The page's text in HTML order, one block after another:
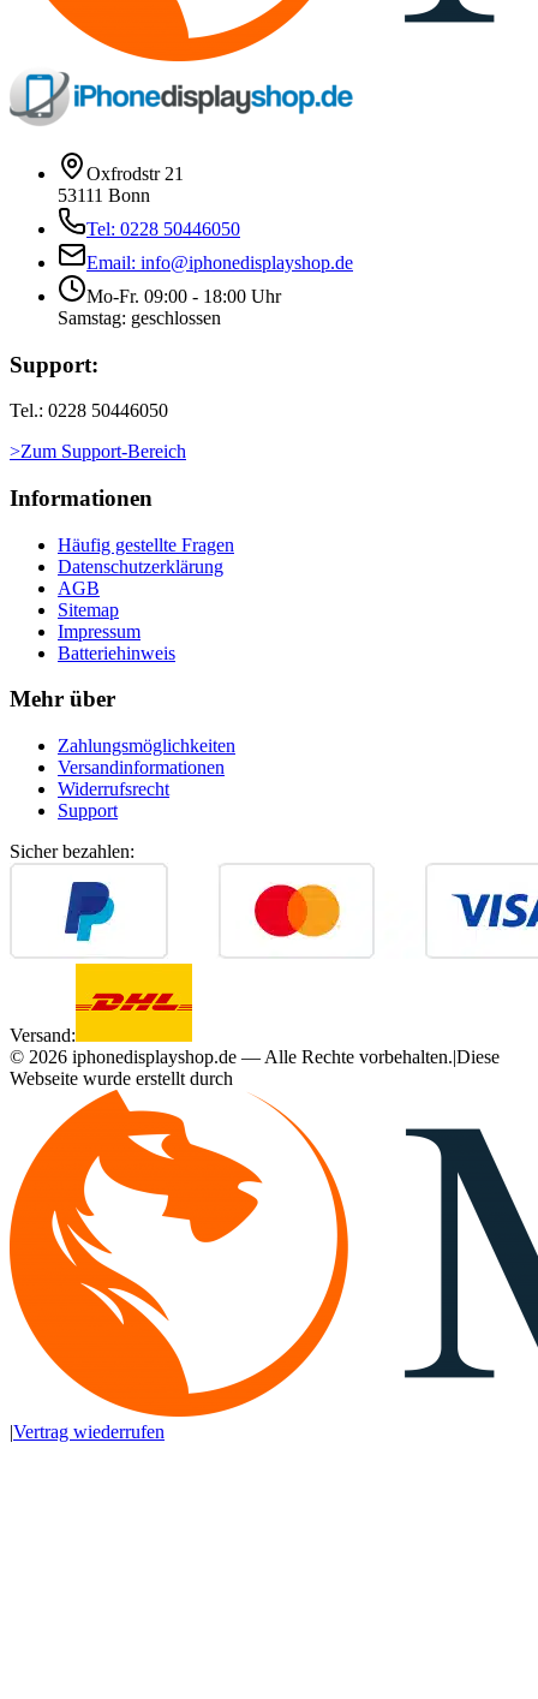
Oxfrodstr 21
53111 Bonn
Tel: 0228 50446050
Email: info@iphonedisplayshop.de
Mo-Fr. 09:00 - 18:00 Uhr
Samstag: geschlossen
Support:
Tel.: 0228 50446050
>Zum Support-Bereich
Informationen
Häufig gestellte Fragen
Datenschutzerklärung
AGB
Sitemap
Impressum
Batteriehinweis
Mehr über
Zahlungsmöglichkeiten
Versandinformationen
Widerrufsrecht
Support
Sicher bezahlen:
Versand:
© 2026 iphonedisplayshop.de — Alle Rechte vorbehalten.|Diese
Webseite wurde erstellt durch
|Vertrag wiederrufen